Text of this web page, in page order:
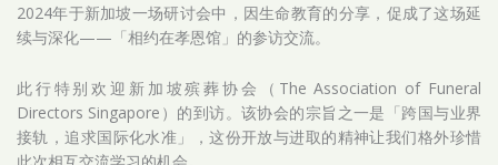
2024年于新加坡一场研讨会中，因生命教育的分享，促成了这场延
续与深化——「相约在孝恩馆」的参访交流。
此行特别欢迎新加坡殡葬协会（The Association of Funeral
Directors Singapore）的到访。该协会的宗旨之一是「跨国与业界
接轨，追求国际化水准」，这份开放与进取的精神让我们格外珍惜
此次相互交流学习的机会。